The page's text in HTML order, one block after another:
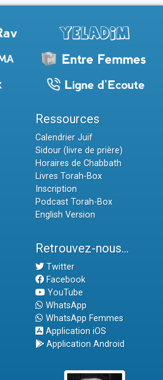
Ressources
Calendrier Juif
Sidour (livre de prière)
Horaires de Chabbath
Livres Torah-Box
Inscription
Podcast Torah-Box
English Version
Retrouvez-nous...
Twitter
Facebook
YouTube
WhatsApp
WhatsApp Femmes
Application iOS
Application Android